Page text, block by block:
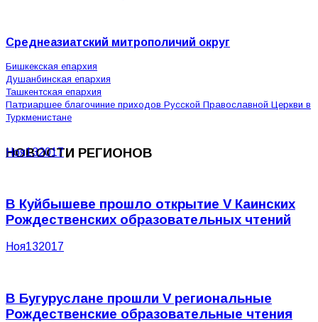
Среднеазиатский митрополичий округ
Бишкекская епархия
Душанбинская епархия
Ташкентская епархия
Патриаршее благочиние приходов Русской Православной Церкви в
Туркменистане
НОВОСТИ РЕГИОНОВ
Ноя132017
В Куйбышеве прошло открытие V Каинских
Рождественских образовательных чтений
Ноя132017
В Бугуруслане прошли V региональные
Рождественские образовательные чтения